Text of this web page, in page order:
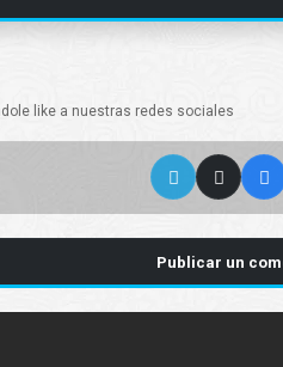
like a nuestras redes sociales
Publicar un